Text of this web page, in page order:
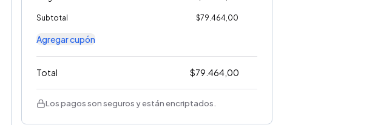
Subtotal $79.464,00
Agregar cupón
Total $79.464,00
Los pagos son seguros y están encriptados.